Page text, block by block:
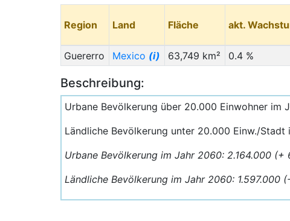
Region Land Fläche akt.
Guererro
Mexico (i) 63,749 km² 0.4 %
Beschreibung:
Urbane Bevölkerung über 20.000 Einwohner im
Ländliche Bevölkerung unter 20.000 Einw./Stadt
Urbane Bevölkerung im Jahr 2060: 2.164.000 (+
Ländliche Bevölkerung im Jahr 2060: 1.597.000